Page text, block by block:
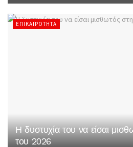
ΕΠΙΚΑΙΡΌΤΗΤΑ
Η δυστυχία του να είσαι
του 2026